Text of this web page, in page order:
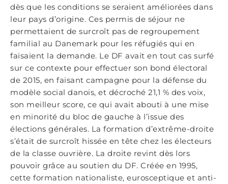
dès que les conditions se seraient améliorées dans
leur pays d’origine. Ces permis de séjour ne
permettaient de surcroît pas de regroupement
familial au Danemark pour les réfugiés qui en
faisaient la demande. Le DF avait en tout cas surfé
sur ce contexte pour effectuer son bond électoral
de 2015, en faisant campagne pour la défense du
modèle social danois, et décroché 21,1 % des voix,
son meilleur score, ce qui avait abouti à une mise
en minorité du bloc de gauche à l’issue des
élections générales. La formation d’extrême-droite
s’était de surcroît hissée en tête chez les électeurs
de la classe ouvrière. La droite revint dès lors
pouvoir grâce au soutien du DF. Créée en 1995,
cette formation nationaliste, eurosceptique et anti-